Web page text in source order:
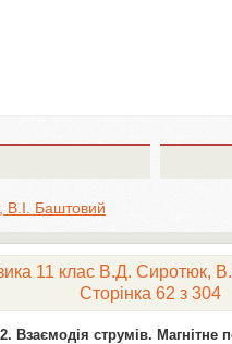
В.І. Баштовий
11 клас В.Д. Сиротюк,
Сторінка 62 з 304
Взаємодія струмів. Магнітне